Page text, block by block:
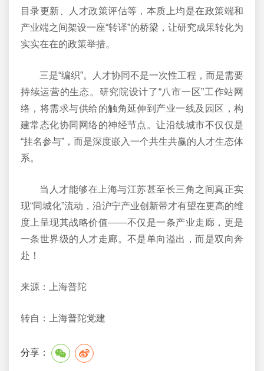
目录更新、人才政策评估等，本质上均是在政策端和
产业端之间架设一座“转译”的桥梁，让研究成果转化为
实实在在的政策举措。
三是“编织”。人才协同不是一次性工程，而是需要
持续运营的生态。研究院设计了“八市一区”工作站网
络，将需求与供给的触角延伸到产业一线及园区，构
建常态化协同网络的神经节点。让沿线城市不仅仅是
“挂名参与”，而是深度嵌入一个共生共赢的人才生态体
系。
当人才能够在上海与江苏甚至长三角之间真正实
现“同城化”流动，沿沪宁产业创新带才有望在更高的维
度上呈现其战略价值——不仅是一条产业走廊，更是
一条世界级的人才走廊。不是单向溢出，而是双向奔
赴！
来源：上海普陀
转自：上海普陀党建
分享：